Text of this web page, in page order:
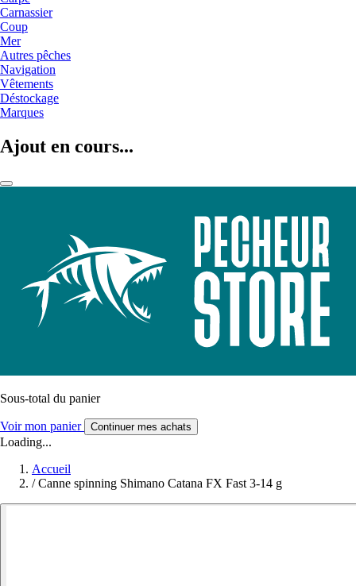
Carnassier
Coup
Mer
Autres pêches
Navigation
Vêtements
Déstockage
Marques
Ajout en cours...
Sous-total du panier
Voir mon panier Continuer mes achats
Loading...
Accueil
/ Canne spinning Shimano Catana FX Fast 3-14 g